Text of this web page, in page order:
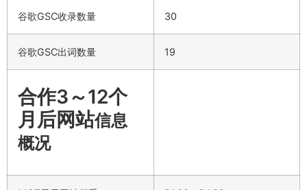
谷歌GSC收录数量 30
谷歌GSC出词数量 19
合作3～12个
月后网站信息
概况